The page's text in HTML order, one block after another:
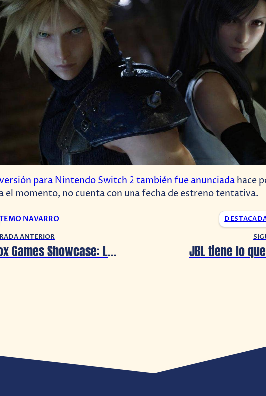
versión para Nintendo Switch 2 también fue anunciada hace
el momento, no cuenta con una fecha de estreno tentativa.
NAVARRO
ANTERIOR
Xbox Games Showcase: La demo de Tony Hawk’s Pro Skater 3 + 4 ya está disponible